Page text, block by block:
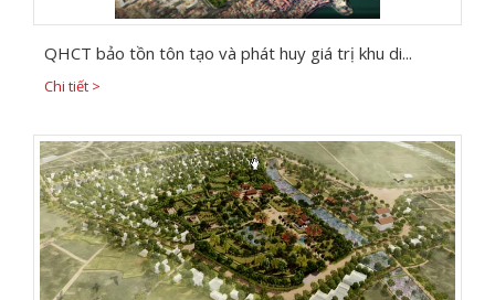
QHCT bảo tồn tôn tạo và phát huy giá trị khu di...
Chi tiết >